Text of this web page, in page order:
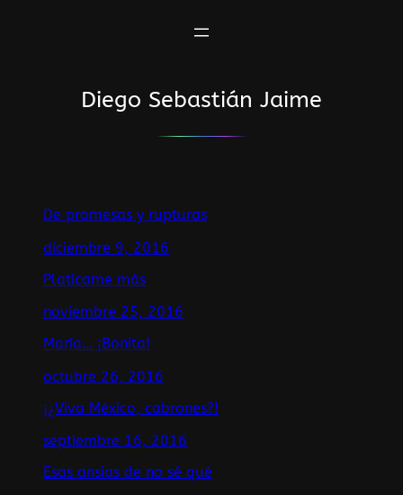
Diego Sebastián Jaime
De promesas y rupturas
diciembre 9, 2016
Platícame más
noviembre 25, 2016
María… ¡Bonita!
octubre 26, 2016
¡¿Viva México, cabrones?!
septiembre 16, 2016
Esas ansias de no sé qué